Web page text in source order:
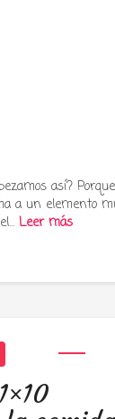
así? Porque
a un elemento
Leer más